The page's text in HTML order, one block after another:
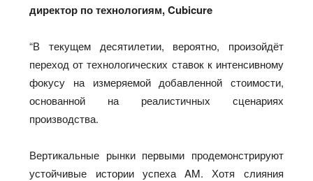
директор по технологиям, Cubicure
“В текущем десятилетии, вероятно, произойдёт
переход от технологических ставок к интенсивному
фокусу на измеряемой добавленной стоимости,
основанной на реалистичных сценариях
производства.
Вертикальные рынки первыми продемонстрируют
устойчивые истории успеха AM. Хотя слияния